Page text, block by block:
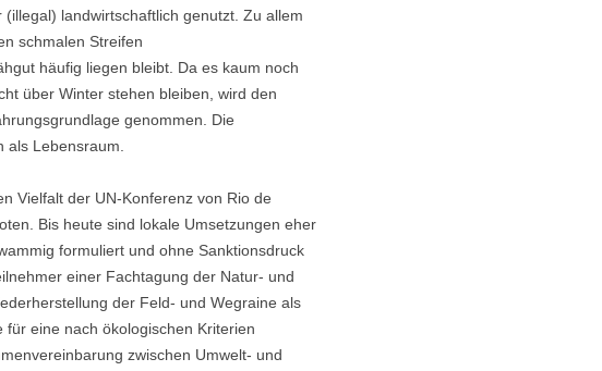
landwirtschaftlich genutzt. Zu allem
schmalen Streifen
häufig liegen bleibt. Da es kaum noch
über Winter stehen bleiben, wird den
genommen. Die
als Lebensraum.
Vielfalt der UN-Konferenz von Rio de
Bis heute sind lokale Umsetzungen eher
formuliert und ohne Sanktionsdruck
einer Fachtagung der Natur- und
der Feld- und Wegraine als
für eine nach ökologischen Kriterien
zwischen Umwelt- und